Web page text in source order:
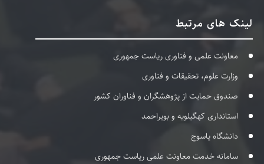
لینک های مرتبط
معاونت علمی و فناوری ریاست جمهوری
وزارت علوم، تحقیقات و فناوری
صندوق حمایت از پژوهشگران و فناوران کشور
استانداری کهگیلویه و بویراحمد
دانشگاه یاسوج
سامانه خدمت معاونت علمی ریاست جمهوری